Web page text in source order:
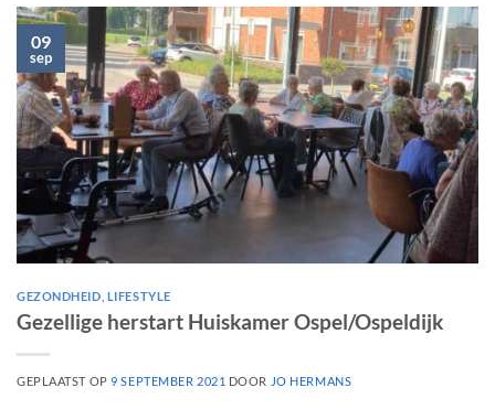
09
sep
GEZONDHEID LIFESTYLE
Gezellige herstart Huiskamer Ospel/Ospeldijk
GEPLAATST OP9 SEPTEMBER 2021 DOOR JO HERMANS